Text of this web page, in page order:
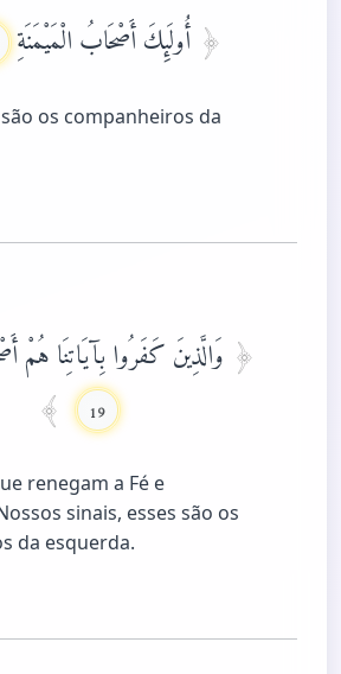
أُولَئِكَ أَصْحَابُ الْمَيْمَنَةِ
são os companheiros da
وَالَّذِينَ كَفَرُوا بِآيَاتِنَا هُمْ
19
renegam a Fé e
sinais, esses são os
da esquerda.